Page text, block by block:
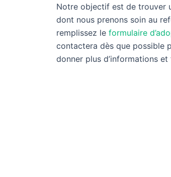
Notre objectif est de trouver
dont nous prenons soin au
remplissez le formulaire
contactera dès que possible
donner plus d’informations